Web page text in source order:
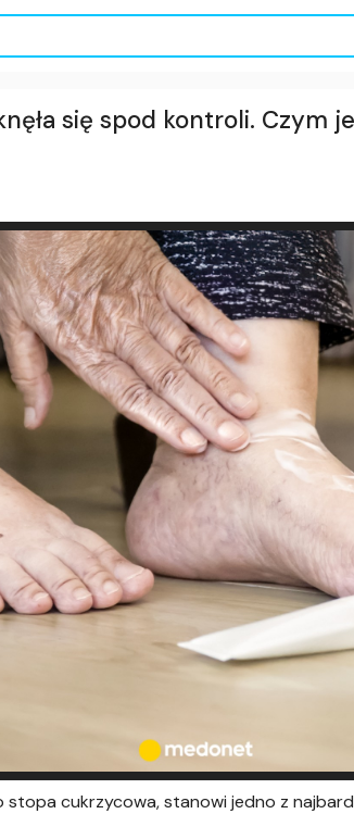
się spod kontroli. Czym
stopa cukrzycowa, stanowi jedno z